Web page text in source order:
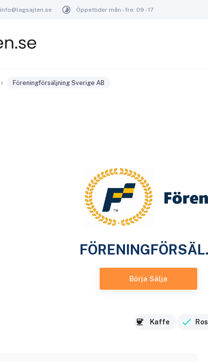
info@lagsajten.se Öppettider mån - fre: 09 - 17
› Föreningförsäljning Sverige AB
Börja Sälja
Kaffe